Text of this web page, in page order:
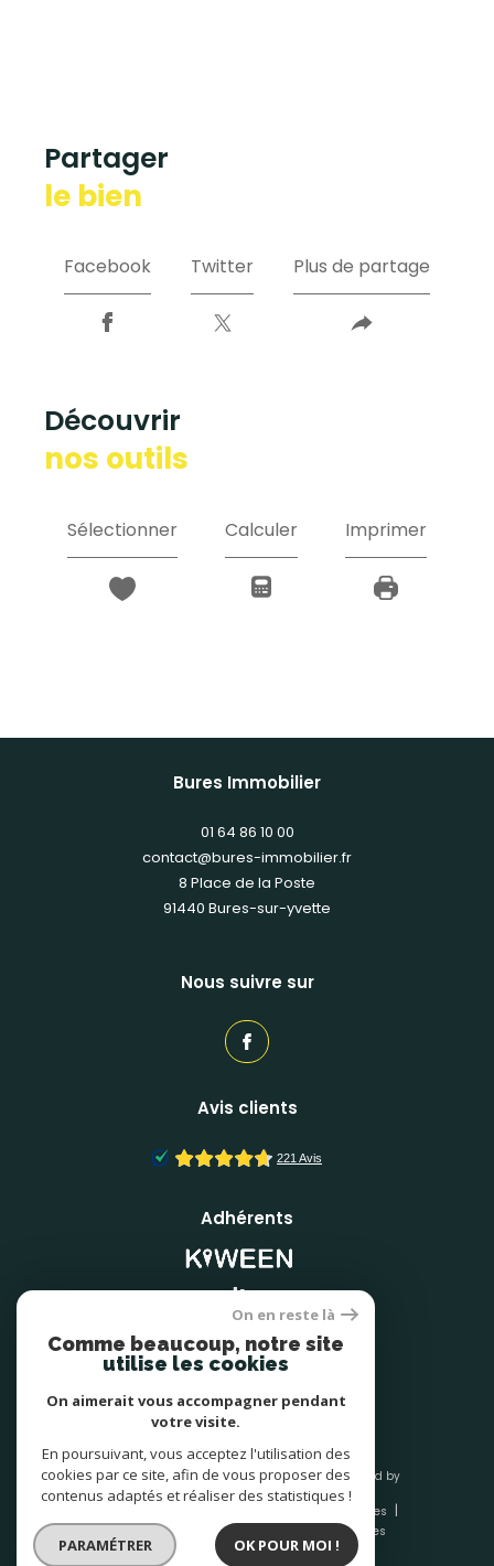
partager
le bien
Facebook Twitter Plus de partage
découvrir
nos outils
Sélectionner Calculer Imprimer
Bures Immobilier
01 64 86 10 00
contact@bures-immobilier.fr
8 Place de la Poste
91440
bures-sur-yvette
Nous suivre sur
Avis clients
Adhérents
© 2026 | Tous droits réservés | Traduction powered by
Google |
Mentions légales
Nos liens Cookies
On en reste là
Comme beaucoup, notre site
utilise les cookies
On aimerait vous accompagner pendant
votre visite.
En poursuivant, vous acceptez l'utilisation des
cookies par ce site, afin de vous proposer des
contenus adaptés et réaliser des statistiques !
PARAMÉTRER OK POUR MOI !